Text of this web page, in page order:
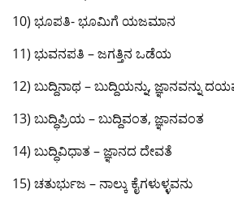
10) ಭೂಪತಿ- ಭೂಮಿಗೆ ಯಜಮಾನ
11) ಭುವನಪತಿ – ಜಗತ್ತಿನ ಒಡೆಯ
12) ಬುದ್ದಿನಾಥ – ಬುದ್ದಿಯನ್ನು, ಜ್ಞಾನವನ್ನು
13) ಬುದ್ಧಿಪ್ರಿಯ – ಬುದ್ದಿವಂತ, ಜ್ಞಾನವಂತ
14) ಬುದ್ಧಿವಿಧಾತ – ಜ್ಞಾನದ ದೇವತೆ
15) ಚತುರ್ಭುಜ – ನಾಲ್ಕು ಕೈಗಳುಳ್ಳವನು